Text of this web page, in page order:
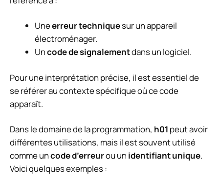
Uneerreur techniquesur un appareil
électroménager.
Uncode de signalementdans un logiciel.
Pour une interprétation précise, il est essentiel de
se référer au contexte spécifique où ce code
apparaît.
Dans le domaine de la programmation, h01 peut avoir
différentes utilisations, mais il est souvent utilisé
comme uncode d’erreurou un identifiant unique.
Voici quelques exemples :